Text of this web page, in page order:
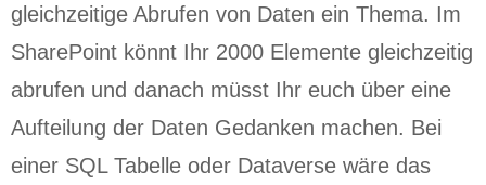
gleichzeitige Abrufen von Daten ein Thema. Im
SharePoint könnt Ihr 2000 Elemente gleichzeitig
abrufen und danach müsst Ihr euch über eine
Aufteilung der Daten Gedanken machen. Bei
einer SQL Tabelle oder Dataverse wäre das